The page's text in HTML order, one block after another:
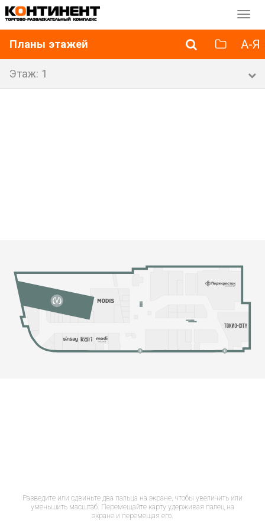
Планы этажей А-Я
Этаж: 1
Разведите или сдвиньте два пальца на экране, чтобы увеличить или
уменьшить масштаб. Перемещайте карту удерживая палец на
экране и перемещая его.